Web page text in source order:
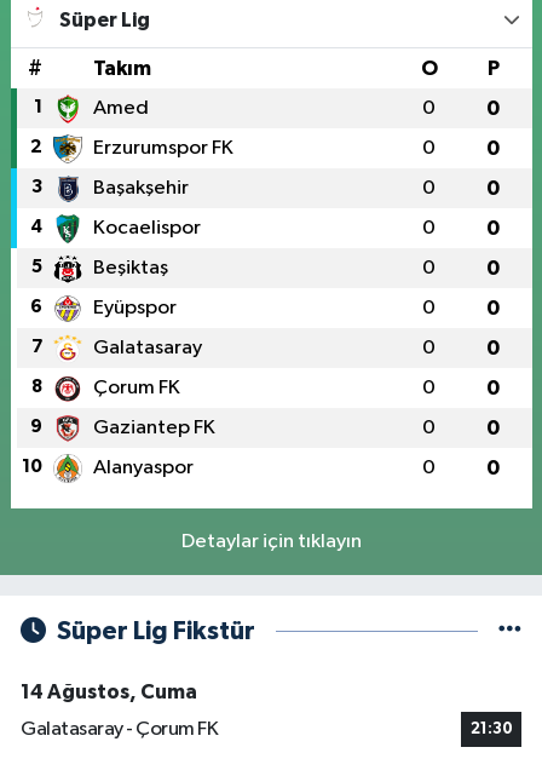
Süper Lig
# Takım O P
1 Amed 0 0
2 Erzurumspor FK 0 0
3 Başakşehir 0 0
4 Kocaelispor 0 0
5 Beşiktaş 0 0
6 Eyüpspor 0 0
7 Galatasaray 0 0
8 Çorum FK 0 0
9 Gaziantep FK 0 0
10 Alanyaspor 0 0
Detaylar için tıklayın
Süper Lig Fikstür
14 Ağustos, Cuma
Galatasaray - Çorum FK
21:30